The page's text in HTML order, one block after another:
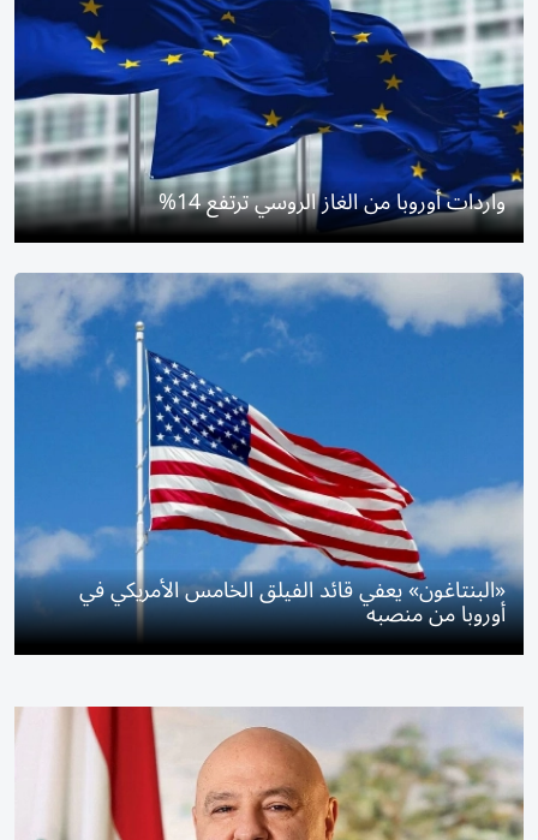
واردات أوروبا من الغاز الروسي ترتفع 14%
«البنتاغون» يعفي قائد الفيلق الخامس الأمريكي في
أوروبا من منصبه